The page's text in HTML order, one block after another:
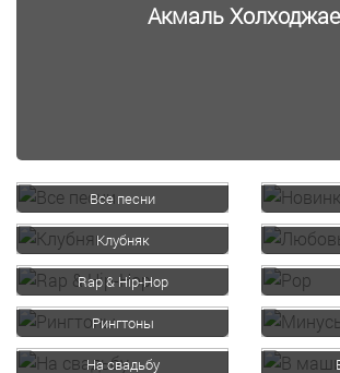
Акмаль
Все песни
Клубняк
Rap & Hip-Hop
Рингтоны
На свадьбу